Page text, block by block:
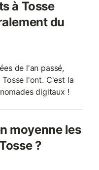
à Tosse
du
de l'an passé,
l'ont. C'est la
digitaux !
moyenne les
?